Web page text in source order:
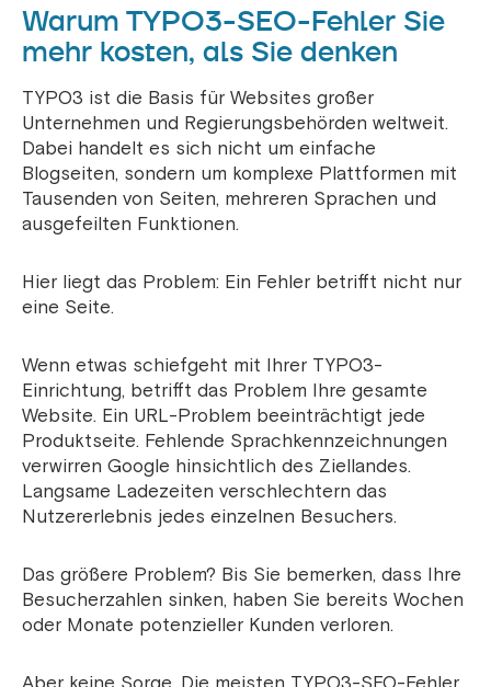
Warum TYPO3-SEO-Fehler Sie
mehr kosten, als Sie denken
TYPO3 ist die Basis für Websites großer
Unternehmen und Regierungsbehörden weltweit.
Dabei handelt es sich nicht um einfache
Blogseiten, sondern um komplexe Plattformen mit
Tausenden von Seiten, mehreren Sprachen und
ausgefeilten Funktionen.
Hier liegt das Problem: Ein Fehler betrifft nicht nur
eine Seite.
Wenn etwas schiefgeht mit Ihrer TYPO3-
Einrichtung, betrifft das Problem Ihre gesamte
Website. Ein URL-Problem beeinträchtigt jede
Produktseite. Fehlende Sprachkennzeichnungen
verwirren Google hinsichtlich des Ziellandes.
Langsame Ladezeiten verschlechtern das
Nutzererlebnis jedes einzelnen Besuchers.
Das größere Problem? Bis Sie bemerken, dass Ihre
Besucherzahlen sinken, haben Sie bereits Wochen
oder Monate potenzieller Kunden verloren.